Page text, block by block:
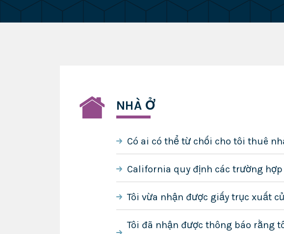
NHÀ Ở
Có ai có thể từ chối cho tôi thuê
California quy định các trường
Tôi vừa nhận được giấy trục xuất
Tôi đã nhận được thông báo rằng